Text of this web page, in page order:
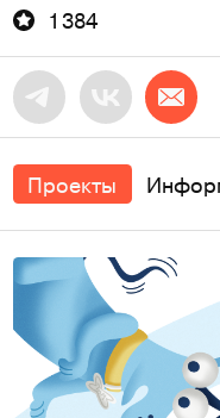
1 384
Проекты